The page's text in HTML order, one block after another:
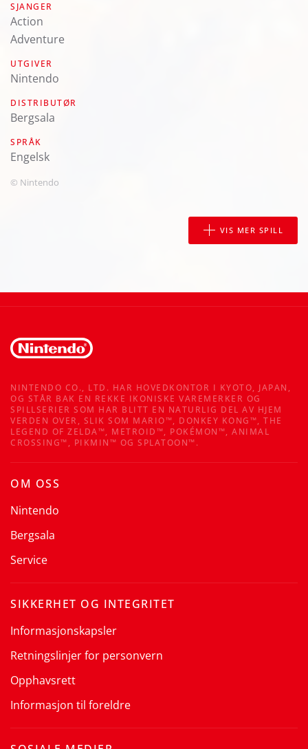
SJANGER
Action
Adventure
UTGIVER
Nintendo
DISTRIBUTØR
Bergsala
SPRÅK
engelsk
© Nintendo
VIS MER SPILL
NINTENDO CO., LTD. HAR HOVEDKONTOR I KYOTO, JAPAN,
OG STÅR BAK EN REKKE IKONISKE VAREMERKER OG
SPILLSERIER SOM HAR BLITT EN NATURLIG DEL AV HJEM
VERDEN OVER, SLIK SOM MARIO™, DONKEY KONG™, THE
LEGEND OF ZELDA™, METROID™, POKÉMON™, ANIMAL
CROSSING™, PIKMIN™ OG SPLATOON™.
OM OSS
Nintendo
Bergsala
Service
SIKKERHET OG INTEGRITET
Informasjonskapsler
Retningslinjer for personvern
Opphavsrett
Informasjon til foreldre